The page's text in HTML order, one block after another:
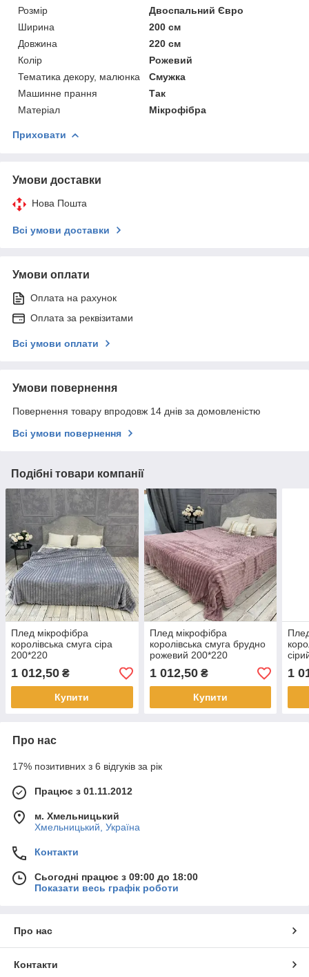
Розмір
Двоспальний Євро
Ширина
200 см
Довжина
220 см
Колір
Рожевий
Тематика декору, малюнка
Смужка
Машинне прання
Так
Матеріал
Мікрофібра
Приховати
Умови доставки
Нова Пошта
Всі умови доставки
Умови оплати
Оплата на рахунок
Оплата за реквізитами
Всі умови оплати
Умови повернення
Повернення товару впродовж 14 днів за домовленістю
Всі умови повернення
Подібні товари компанії
Плед мікрофібра
королівська смуга сіра
200*220
1 012,50 ₴
Купити
Плед мікрофібра
королівська смуга брудно
рожевий 200*220
1 012,50₴
Купити
1
Про нас
17% позитивних з 6 відгуків за рік
Працює з 01.11.2012
м. Хмельницький
Хмельницький, Україна
Контакти
Сьогодні працює з 09:00 до 18:00
Показати весь графік роботи
Про нас
Контакти